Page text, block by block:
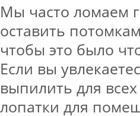
Мы часто ломаем
оставить
чтобы это было
Если вы
выпилить для
лопатки для